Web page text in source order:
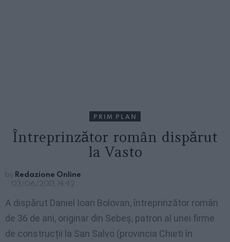
PRIM PLAN
Întreprinzător român dispărut
la Vasto
by Redazione Online
03/06/2013, 14:42
A dispărut Daniel Ioan Bolovan, întreprinzător român
de 36 de ani, originar din Sebeș, patron al unei firme
de construcții la San Salvo (provincia Chieti în